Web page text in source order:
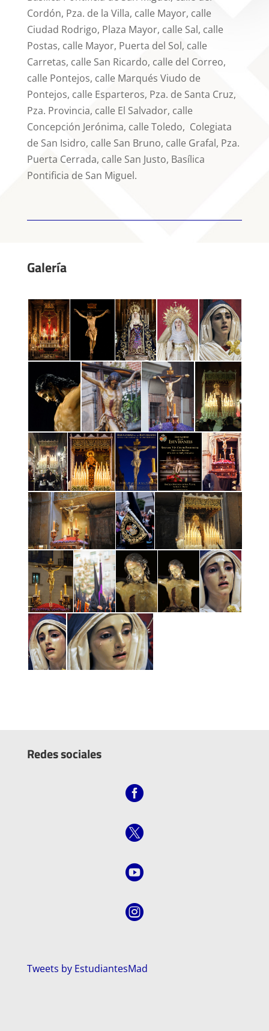
Cordón, Pza. de la Villa, calle Mayor, calle
Ciudad Rodrigo, Plaza Mayor, calle Sal, calle
Postas, calle Mayor, Puerta del Sol, calle
Carretas, calle San Ricardo, calle del Correo,
calle Pontejos, calle Marqués Viudo de
Pontejos, calle Esparteros, Pza. de Santa Cruz,
Pza. Provincia, calle El Salvador, calle
Concepción Jerónima, calle Toledo, Colegiata
de San Isidro, calle San Bruno, calle Grafal, Pza.
Puerta Cerrada, calle San Justo, Basílica
Pontificia de San Miguel.
Galería
Redes sociales




Tweets by EstudiantesMad